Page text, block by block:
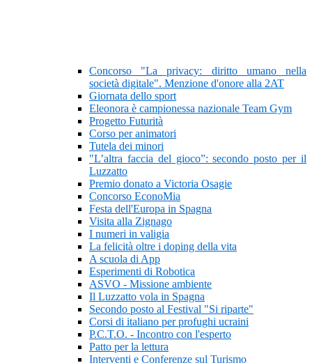
Concorso "La privacy: diritto umano nella
società digitale". Menzione d'onore alla 2AT
Giornata dello sport
Eleonora è campionessa nazionale Team Gym
Progetto Futurità
Corso per animatori
Tutela dei minori
"L’altra faccia del gioco”: secondo posto per il
Luzzatto
Premio donato a Victoria Osagie
Concorso EconoMia
Festa dell'Europa in Spagna
Visita alla Zignago
I numeri in valigia
La felicità oltre i doping della vita
A scuola di App
Esperimenti di Robotica
ASVO - Missione ambiente
Il Luzzatto vola in Spagna
Secondo posto al Festival "Si riparte"
Corsi di italiano per profughi ucraini
P.C.T.O. - Incontro con l'esperto
Patto per la lettura
Interventi e Conferenze sul Turismo